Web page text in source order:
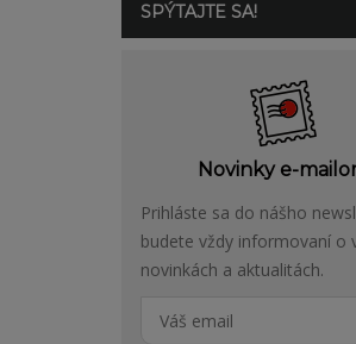
SPÝTAJTE SA!
Novinky e-
Prihláste sa do nášho
budete vždy informovaní o
novinkách a aktualitách.